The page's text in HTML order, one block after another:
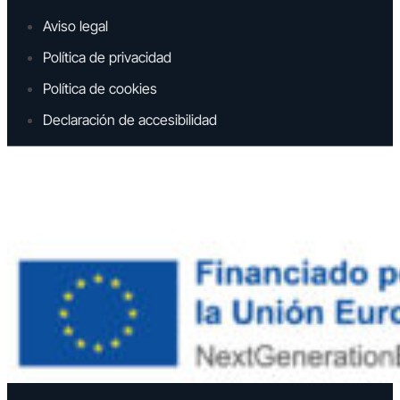
Aviso legal
Política de privacidad
Política de cookies
Declaración de accesibilidad